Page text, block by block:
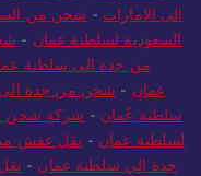
الى الامارات - شحن من
السعودية لسلطنة عمان -
من جدة الى سلطنة
عمان - شحن من جدة
سلطنة عُمان - شركة شحن
لسلطنة عمان - نقل عفش
جدة الي سلطنة عمان -